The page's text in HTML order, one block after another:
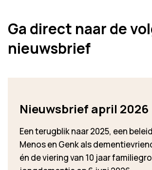
Ga direct naar de
nieuwsbrief
Nieuwsbrief april 2026
Een terugblik naar 2025, een
Menos en Genk als
én de viering van 10 jaar